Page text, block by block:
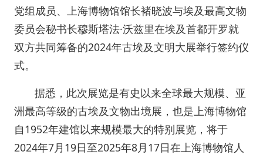
党组成员、上海博物馆馆长褚晓波与埃及最高文物
委员会秘书长穆斯塔法·沃兹里在埃及首都开罗就
双方共同筹备的2024年古埃及文明大展举行签约仪
式。
据悉，此次展览是有史以来全球最大规模、亚
洲最高等级的古埃及文物出境展，也是上海博物馆
自1952年建馆以来规模最大的特别展览，将于
2024年7月19日至2025年8月17日在上海博物馆人